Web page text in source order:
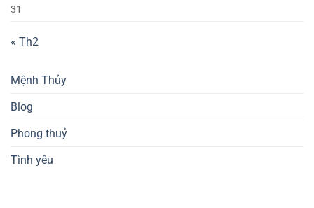
31
« Th2
Mệnh Thủy
Blog
Phong thuỷ
Tình yêu